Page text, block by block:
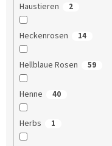
Haustieren 2
Heckenrosen 14
Hellblaue Rosen 59
Henne 40
Herbs 1